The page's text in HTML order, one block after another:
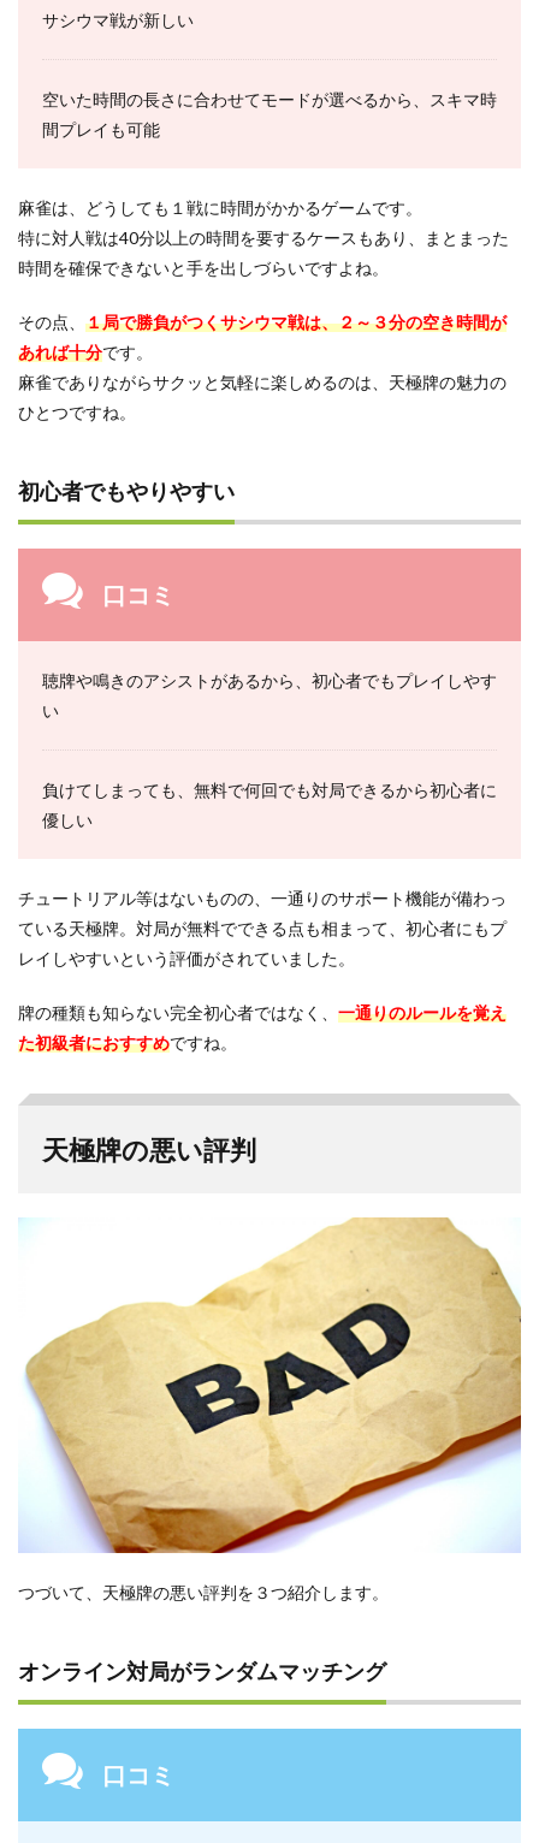
サシウマ戦が新しい
空いた時間の長さに合わせてモードが選べるから、スキマ時
間プレイも可能
麻雀は、どうしても１戦に時間がかかるゲームです。
特に対人戦は40分以上の時間を要するケースもあり、まとまった
時間を確保できないと手を出しづらいですよね。
その点、 １局で勝負がつくサシウマ戦は、２～３分の空き時間が
あれば十分です。
麻雀でありながらサクッと気軽に楽しめるのは、天極牌の魅力の
ひとつですね。
初心者でもやりやすい
口コミ
聴牌や鳴きのアシストがあるから、初心者でもプレイしやす
い
負けてしまっても、無料で何回でも対局できるから初心者に
優しい
チュートリアル等はないものの、一通りのサポート機能が備わっ
ている天極牌。対局が無料でできる点も相まって、初心者にもプ
レイしやすいという評価がされていました。
牌の種類も知らない完全初心者ではなく、 一通りのルールを覚え
た初級者におすすめですね。
天極牌の悪い評判
つづいて、天極牌の悪い評判を３つ紹介します。
オンライン対局がランダムマッチング
口コミ